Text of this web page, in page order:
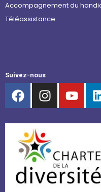
Accompagnement du
Téléassistance
Suivez-nous